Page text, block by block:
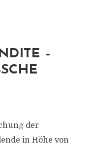
–
der
in Höhe von